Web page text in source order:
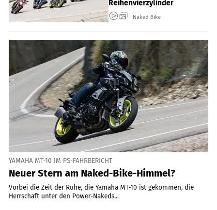
Reihenvierzylinder
Naked Bike
YAMAHA MT-10 IM PS-FAHRBERICHT
Neuer Stern am Naked-Bike-Himmel?
Vorbei die Zeit der Ruhe, die Yamaha MT-10 ist gekommen, die
Herrschaft unter den Power-Nakeds...